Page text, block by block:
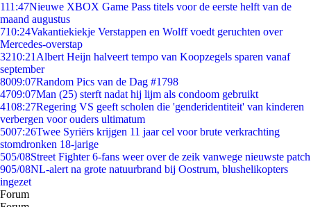
111:47Nieuwe XBOX Game Pass titels voor de eerste helft van de
maand augustus
710:24Vakantiekiekje Verstappen en Wolff voedt geruchten over
Mercedes-overstap
3210:21 Albert Heijn halveert tempo van Koopzegels sparen vanaf
september
8009:07Random Pics van de Dag #1798
4709:07Man (25) sterft nadat hij lijm als condoom gebruikt
4108:27Regering VS geeft scholen die 'genderidentiteit' van kinderen
verbergen voor ouders ultimatum
5007:26Twee Syriërs krijgen 11 jaar cel voor brute verkrachting
stomdronken 18-jarige
505/08Street Fighter 6-fans weer over de zeik vanwege nieuwste patch
905/08NL-alert na grote natuurbrand bij Oostrum, blushelikopters
ingezet
Forum